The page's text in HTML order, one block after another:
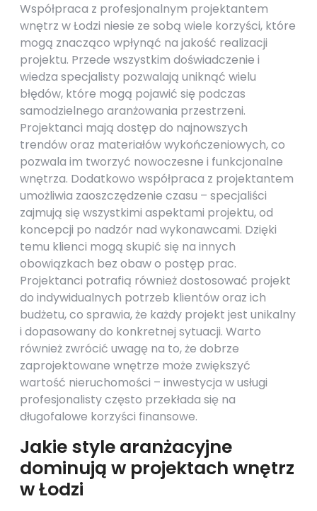
Współpraca z profesjonalnym projektantem
wnętrz w Łodzi niesie ze sobą wiele korzyści, które
mogą znacząco wpłynąć na jakość realizacji
projektu. Przede wszystkim doświadczenie i
wiedza specjalisty pozwalają uniknąć wielu
błędów, które mogą pojawić się podczas
samodzielnego aranżowania przestrzeni.
Projektanci mają dostęp do najnowszych
trendów oraz materiałów wykończeniowych, co
pozwala im tworzyć nowoczesne i funkcjonalne
wnętrza. Dodatkowo współpraca z projektantem
umożliwia zaoszczędzenie czasu – specjaliści
zajmują się wszystkimi aspektami projektu, od
koncepcji po nadzór nad wykonawcami. Dzięki
temu klienci mogą skupić się na innych
obowiązkach bez obaw o postęp prac.
Projektanci potrafią również dostosować projekt
do indywidualnych potrzeb klientów oraz ich
budżetu, co sprawia, że każdy projekt jest unikalny
i dopasowany do konkretnej sytuacji. Warto
również zwrócić uwagę na to, że dobrze
zaprojektowane wnętrze może zwiększyć
wartość nieruchomości – inwestycja w usługi
profesjonalisty często przekłada się na
długofalowe korzyści finansowe.
Jakie style aranżacyjne
dominują w projektach wnętrz
w Łodzi